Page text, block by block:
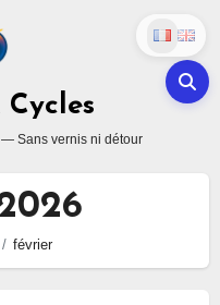
Cycles
Sans vernis ni détour
février